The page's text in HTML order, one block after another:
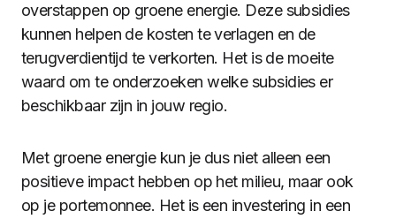
overstappen op groene energie. Deze subsidies
kunnen helpen de kosten te verlagen en de
terugverdientijd te verkorten. Het is de moeite
waard om te onderzoeken welke subsidies er
beschikbaar zijn in jouw regio.
Met groene energie kun je dus niet alleen een
positieve impact hebben op het milieu, maar ook
op je portemonnee. Het is een investering in een